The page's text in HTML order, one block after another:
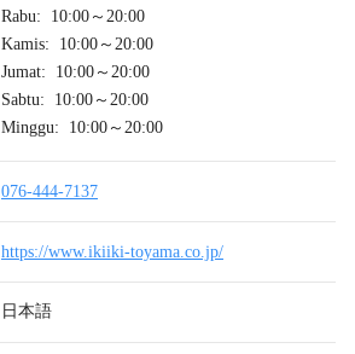
Rabu: 10:00～20:00
Kamis: 10:00～20:00
Jumat: 10:00～20:00
Sabtu: 10:00～20:00
Minggu: 10:00～20:00
076-444-7137
https://www.ikiiki-toyama.co.jp/
日本語